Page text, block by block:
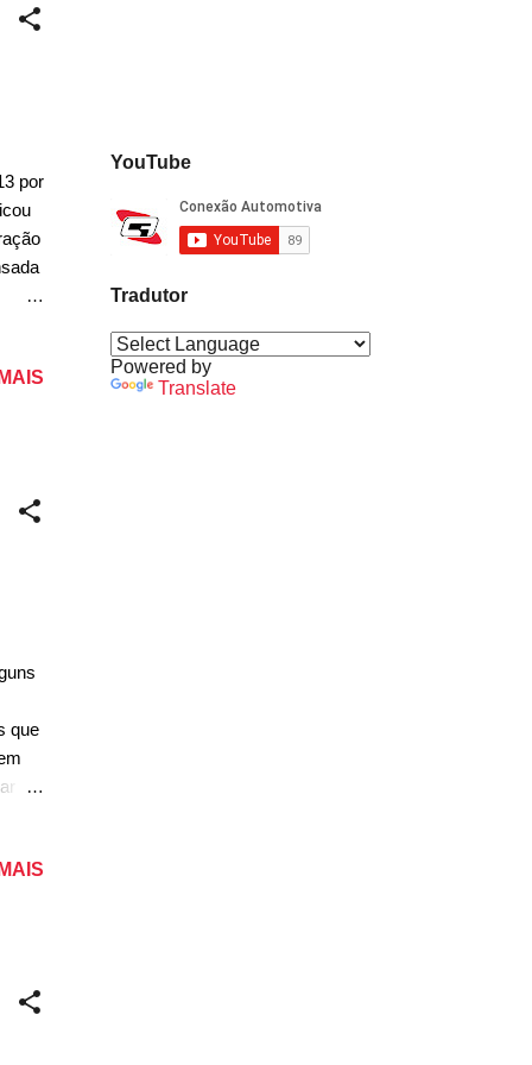
YouTube
Tradutor
Powered by
Translate
por
e
que
e